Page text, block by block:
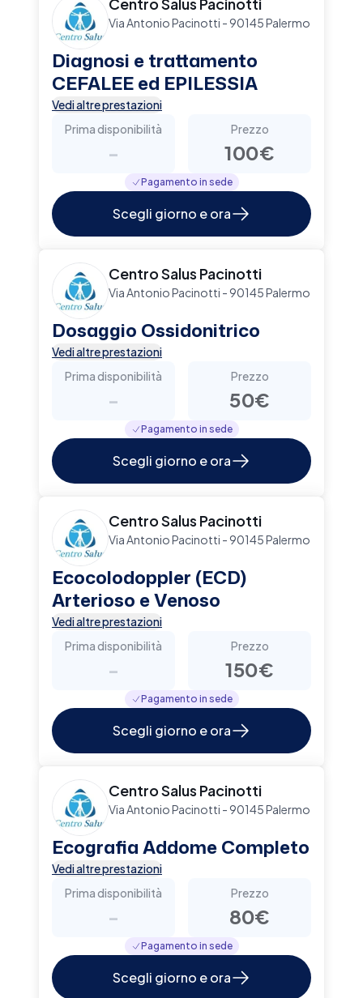
Via Antonio Pacinotti - 90145 Palermo
Diagnosi e trattamento
CEFALEE ed EPILESSIA
Vedi altre prestazioni
Prima disponibilità
-
Prezzo
100€
Pagamento in sede
Scegli giorno e ora
Centro Salus Pacinotti
Via Antonio Pacinotti - 90145 Palermo
Dosaggio Ossidonitrico
Vedi altre prestazioni
Prima disponibilità
-
Prezzo
50€
Pagamento in sede
Scegli giorno e ora
Centro Salus Pacinotti
Via Antonio Pacinotti - 90145 Palermo
Ecocolodoppler (ECD)
Arterioso e Venoso
Vedi altre prestazioni
Prima disponibilità
-
Prezzo
150€
Pagamento in sede
Scegli giorno e ora
Centro Salus Pacinotti
Via Antonio Pacinotti - 90145 Palermo
Ecografia Addome Completo
Vedi altre prestazioni
Prima disponibilità
-
Prezzo
80€
Pagamento in sede
Scegli giorno e ora